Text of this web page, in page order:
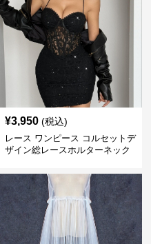
¥3,950 (税込)
レース ワンピース コルセットデ
ザイン総レースホルターネック